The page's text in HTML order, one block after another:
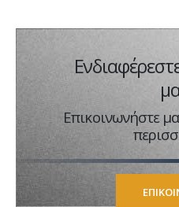
Επικοινωνήστε